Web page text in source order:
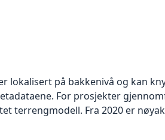
lokalisert på bakkenivå og kan
For prosjekter
terrengmodell. Fra 2020 er